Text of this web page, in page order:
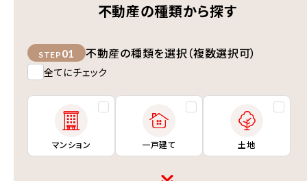
不動産の種類から探す
STEP 01 不動産の種類を選択（複数選択可）
全てにチェック
マンション 一戸建て 土地